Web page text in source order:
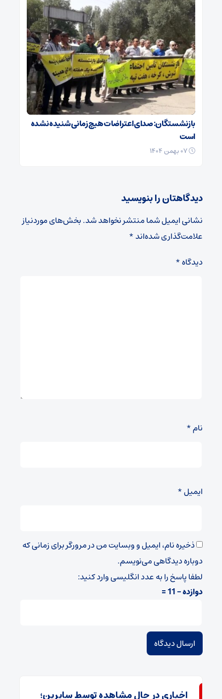
بازنشستگان: صدای اعتراضات هیچ زمانی شنیده نشده
است
دیدگاهتان را بنویسید
نشانی ایمیل شما منتشر نخواهد شد.بخش‌های موردنیاز
علامت‌گذاری شده‌اند*
دیدگاه*
نام*
ایمیل*
ذخیره نام، ایمیل و وبسایت من در مرورگر برای زمانی که
دوباره دیدگاهی می‌نویسم.
لطفا پاسخ را به عدد انگلیسی وارد کنید:
دوازده − 11 =
اخباری در حال مشاهده توسط سایرین؛